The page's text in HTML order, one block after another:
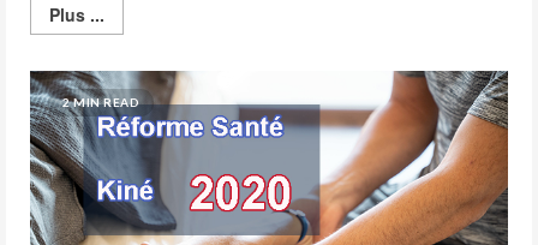
Plus ...
more
Strasbourg
–
Admission
–
Parcoursup
2 MIN READ